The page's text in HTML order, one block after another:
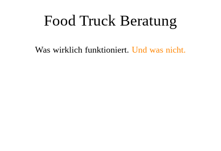
Food Truck Beratung
Was wirklich funktioniert. Und was nicht.